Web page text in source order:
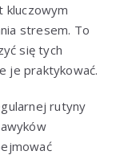
kluczowym
stresem. To
się tych
je praktykować.
rutyny